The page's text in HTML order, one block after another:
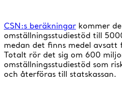
CSN:s beräkningar kommer
omställningsstudiestöd till
medan det finns medel avsatt
Totalt rör det sig om 600
omställningsstudiestöd som
och återföras till statskassan.